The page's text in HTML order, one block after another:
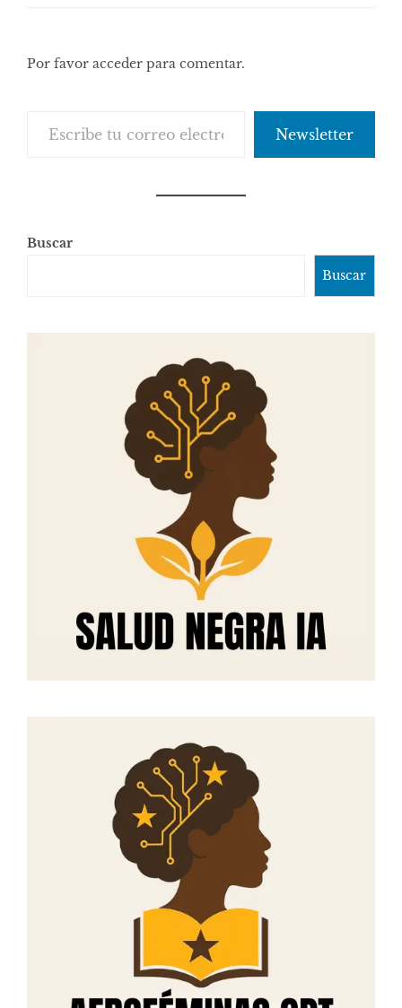
Por favor acceder para comentar.
Newsletter
Buscar
Buscar